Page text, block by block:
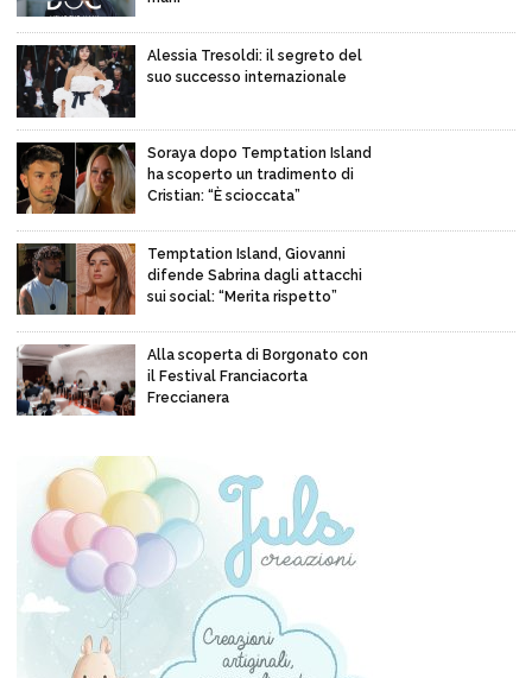
Alessia Tresoldi: il segreto del
suo successo internazionale
Soraya dopo Temptation Island
ha scoperto un tradimento di
Cristian: “È scioccata”
Temptation Island, Giovanni
difende Sabrina dagli attacchi
sui social: “Merita rispetto”
Alla scoperta di Borgonato con
il Festival Franciacorta
Freccianera